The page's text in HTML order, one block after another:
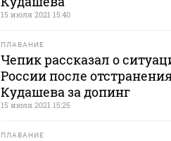
15 июля 2021 15:40
ПЛАВАНИЕ
Чепик рассказал о
России после
Кудашева за допинг
15 июля 2021 15:25
ПЛАВАНИЕ